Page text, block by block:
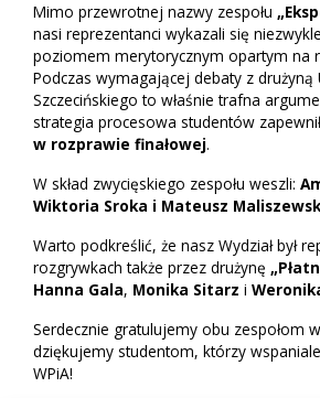
Mimo przewrotnej nazwy zespołu
nasi reprezentanci wykazali się
poziomem merytorycznym opartym na
Podczas wymagającej debaty z drużyną
Szczecińskiego to właśnie trafna
strategia procesowa studentów
w rozprawie finałowej.
W skład zwycięskiego zespołu weszli:
Wiktoria Sroka i Mateusz
Warto podkreślić, że nasz Wydział był
rozgrywkach także przez drużynę
Hanna Gala, Monika Sitarz i
Serdecznie gratulujemy obu zespołom
dziękujemy studentom, którzy
WPiA!